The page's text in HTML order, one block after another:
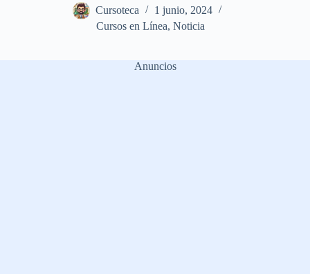
Cursoteca
1 junio, 2024
Cursos en Línea, Noticia
Anuncios